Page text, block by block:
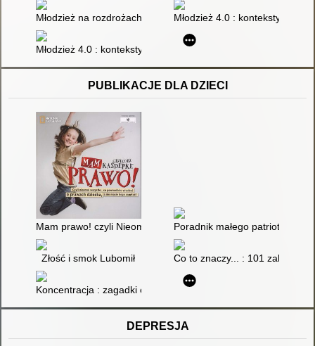
Młodzież na rozdrożach dróg - pomiędzy Pol'and' Rock
Młodzież 4.0 : konteksty
Młodzież 4.0 : konteksty rozwoju społecznego i
PUBLIKACJE DLA DZIECI
Mam prawo! czyli Nieomal wszystko, co powinniście wiedzieć
Poradnik małego patrioty
Złość i smok Lubomił Co to znaczy... : 101
Koncentracja : zagadki obrazkowe : 6-9 lat
DEPRESJA